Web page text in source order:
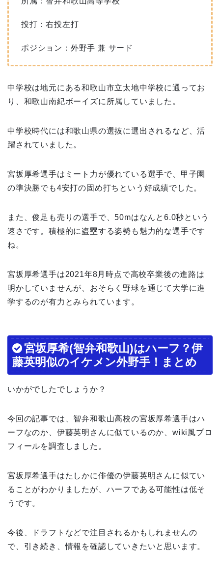
投打：右投左打
ポジション：外野手 兼 サード
中学校は地元にある和歌山市立太地中学校に通ってお
り、和歌山南紀ボーイズに所属していました。
中学校時代には和歌山県の選抜に選出されるなど、活
躍されていました。
宮坂厚希選手はミート力が優れている選手で、甲子園
の準決勝でも4安打の固め打ちという好成績でした。
また、俊足も売りの選手で、50mはなんと6.0秒という
速さです。積極的に盗塁する姿勢も魅力的な選手です
ね。
宮坂厚希選手は2021年8月時点で高校卒業後の進路は
明かしていませんが、おそらく野球を通じて大学に進
学するのが有力とみられています。
宮坂厚希(智弁和歌山)はハーフ？伊
藤英明似のイケメン外野手！まとめ
いかがでしたでしょうか？
今回の記事では、智弁和歌山高校の宮坂厚希選手はハ
ーフなのか、伊藤英明さんに似ているのか、wiki風プロ
フィールを調査しました。
宮坂厚希選手はたしかに俳優の伊藤英明さんに似てい
ることがわかりましたが、ハーフである可能性は低そ
うです。
今後、ドラフトなどで注目されるかもしれませんの
で、引き続き、情報を確認していきたいと思います。